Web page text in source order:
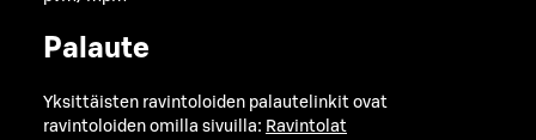
Palaute
Yksittäisten ravintoloiden palautelinkit ovat
ravintoloiden omilla sivuilla: Ravintolat